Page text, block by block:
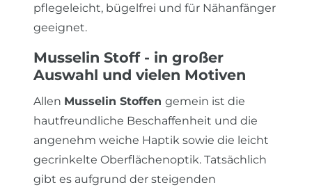
pflegeleicht, bügelfrei und für Nähanfänger
geeignet.
Musselin Stoff - in großer
Auswahl und vielen Motiven
Allen Musselin Stoffen gemein ist die
hautfreundliche Beschaffenheit und die
angenehm weiche Haptik sowie die leicht
gecrinkelte Oberflächenoptik. Tatsächlich
gibt es aufgrund der steigenden